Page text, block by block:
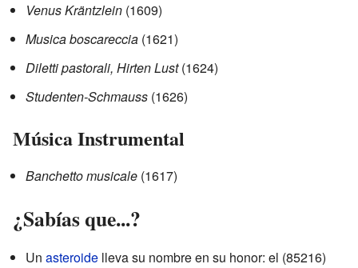
Venus Kräntzlein (1609)
Musica boscareccia (1621)
Diletti pastorali, Hirten Lust(1624)
Studenten-Schmauss (1626)
Música Instrumental
Banchetto musicale (1617)
¿Sabías que...?
Un asteroide lleva su nombre en su honor: el (85216)